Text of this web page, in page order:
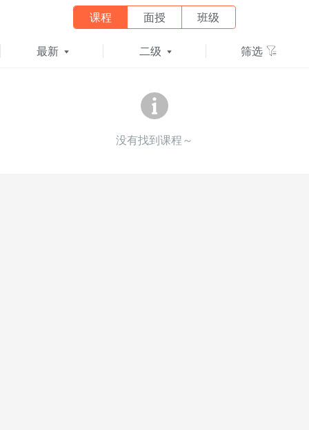
课程 面授 班级
最新 二级 筛选
没有找到课程～